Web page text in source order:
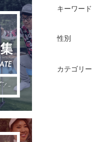
キーワード
性別
カテゴリー